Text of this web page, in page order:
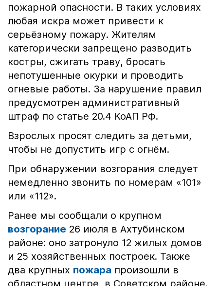
пожарной опасности. В таких условиях
любая искра может привести к
серьёзному пожару. Жителям
категорически запрещено разводить
костры, сжигать траву, бросать
непотушенные окурки и проводить
огневые работы. За нарушение правил
предусмотрен административный
штраф по статье 20.4 КоАП РФ.
Взрослых просят следить за детьми,
чтобы не допустить игр с огнём.
При обнаружении возгорания следует
немедленно звонить по номерам «101»
или «112».
Ранее мы сообщали о крупном
возгорание 26 июля в Ахтубинском
районе: оно затронуло 12 жилых домов
и 25 хозяйственных построек. Также
два крупных пожара произошли в
областном центре, в Советском районе.